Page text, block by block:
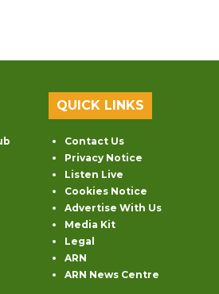
QUICK LINKS
Contact Us
Privacy Notice
Listen Live
Cookies Notice
Advertise With Us
Media Kit
Legal
ARN
ARN News Centre